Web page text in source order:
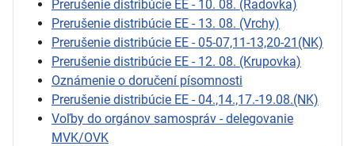
Prerušenie distribúcie EE - 10. 08. (Radovka)
Prerušenie distribúcie EE - 13. 08. (Vrchy)
Prerušenie distribúcie EE - 05-07,11-13,20-21(NK)
Prerušenie distribúcie EE - 12. 08. (Krupovka)
Oznámenie o doručení písomnosti
Prerušenie distribúcie EE - 04.,14.,17.-19.08.(NK)
Voľby do orgánov samospráv - delegovanie
MVK/OVK